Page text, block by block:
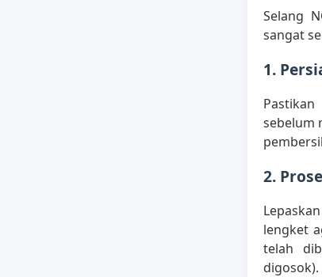
Selang
sangat
1.
sebelum
2.
lengket
telah